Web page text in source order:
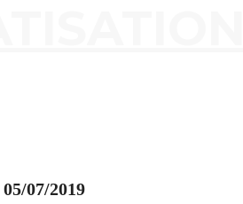
05/07/2019